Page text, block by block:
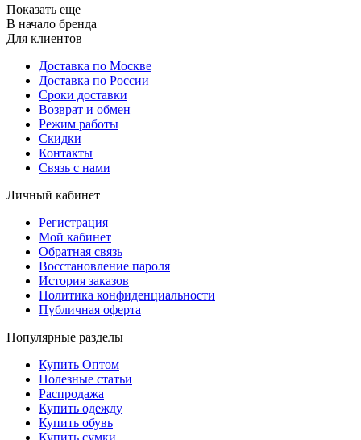
Показать еще
В начало бренда
Для клиентов
Доставка по Москве
Доставка по России
Сроки доставки
Возврат и обмен
Режим работы
Скидки
Контакты
Связь с нами
Личный кабинет
Регистрация
Мой кабинет
Обратная связь
Восстановление пароля
История заказов
Политика конфиденциальности
Публичная оферта
Популярные разделы
Купить Оптом
Полезные статьи
Распродажа
Купить одежду
Купить обувь